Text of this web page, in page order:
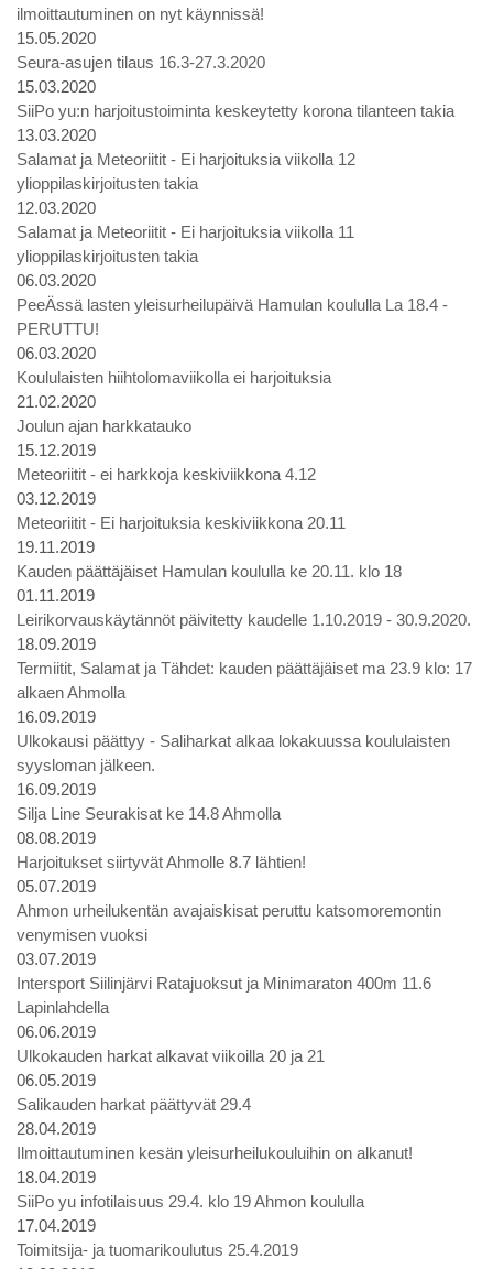
ilmoittautuminen on nyt käynnissä!
15.05.2020
Seura-asujen tilaus 16.3-27.3.2020
15.03.2020
SiiPo yu:n harjoitustoiminta keskeytetty korona tilanteen takia
13.03.2020
Salamat ja Meteoriitit - Ei harjoituksia viikolla 12
ylioppilaskirjoitusten takia
12.03.2020
Salamat ja Meteoriitit - Ei harjoituksia viikolla 11
ylioppilaskirjoitusten takia
06.03.2020
PeeÄssä lasten yleisurheilupäivä Hamulan koululla La 18.4 -
PERUTTU!
06.03.2020
Koululaisten hiihtolomaviikolla ei harjoituksia
21.02.2020
Joulun ajan harkkatauko
15.12.2019
Meteoriitit - ei harkkoja keskiviikkona 4.12
03.12.2019
Meteoriitit - Ei harjoituksia keskiviikkona 20.11
19.11.2019
Kauden päättäjäiset Hamulan koululla ke 20.11. klo 18
01.11.2019
Leirikorvauskäytännöt päivitetty kaudelle 1.10.2019 - 30.9.2020.
18.09.2019
Termiitit, Salamat ja Tähdet: kauden päättäjäiset ma 23.9 klo: 17
alkaen Ahmolla
16.09.2019
Ulkokausi päättyy - Saliharkat alkaa lokakuussa koululaisten
syysloman jälkeen.
16.09.2019
Silja Line Seurakisat ke 14.8 Ahmolla
08.08.2019
Harjoitukset siirtyvät Ahmolle 8.7 lähtien!
05.07.2019
Ahmon urheilukentän avajaiskisat peruttu katsomoremontin
venymisen vuoksi
03.07.2019
Intersport Siilinjärvi Ratajuoksut ja Minimaraton 400m 11.6
Lapinlahdella
06.06.2019
Ulkokauden harkat alkavat viikoilla 20 ja 21
06.05.2019
Salikauden harkat päättyvät 29.4
28.04.2019
Ilmoittautuminen kesän yleisurheilukouluihin on alkanut!
18.04.2019
SiiPo yu infotilaisuus 29.4. klo 19 Ahmon koululla
17.04.2019
Toimitsija- ja tuomarikoulutus 25.4.2019